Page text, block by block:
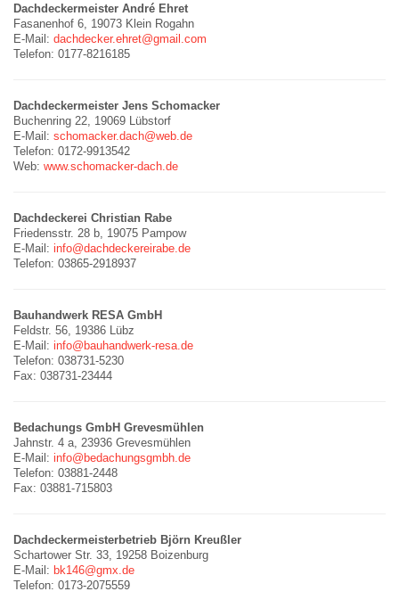
Dachdeckermeister André Ehret
Fasanenhof 6, 19073 Klein Rogahn
E-Mail: dachdecker.ehret@gmail.com
Telefon: 0177-8216185
Dachdeckermeister Jens Schomacker
Buchenring 22, 19069 Lübstorf
E-Mail: schomacker.dach@web.de
Telefon: 0172-9913542
Web: www.schomacker-dach.de
Dachdeckerei Christian Rabe
Friedensstr. 28 b, 19075 Pampow
E-Mail: info@dachdeckereirabe.de
Telefon: 03865-2918937
Bauhandwerk RESA GmbH
Feldstr. 56, 19386 Lübz
E-Mail: info@bauhandwerk-resa.de
Telefon: 038731-5230
Fax: 038731-23444
Bedachungs GmbH Grevesmühlen
Jahnstr. 4 a, 23936 Grevesmühlen
E-Mail: info@bedachungsgmbh.de
Telefon: 03881-2448
Fax: 03881-715803
Dachdeckermeisterbetrieb Björn Kreußler
Schartower Str. 33, 19258 Boizenburg
E-Mail: bk146@gmx.de
Telefon: 0173-2075559